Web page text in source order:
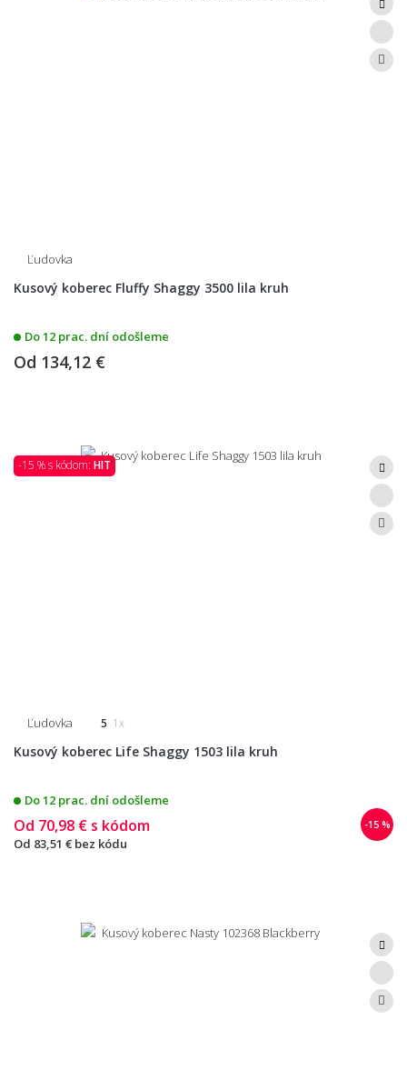
Ľudovka
Kusový koberec Fluffy Shaggy 3500 lila kruh
Do 12 prac. dní odošleme
Od 134,12 €
-15 % s kódom: HIT
Ľudovka 5 1x
Kusový koberec Life Shaggy 1503 lila kruh
Do 12 prac. dní odošleme
-15 %
Od 70,98 € s kódom
Od 83,51 € bez kódu